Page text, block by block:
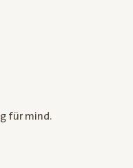
für mind.